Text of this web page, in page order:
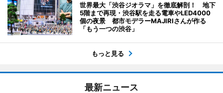
世界最大「渋谷ジオラマ」を徹底解剖！ 地下
5階まで再現・渋谷駅を走る電車やLED4000
個の夜景 都市モデラーMAJIRIさんが作る
「もう一つの渋谷」
もっと見る
最新ニュース